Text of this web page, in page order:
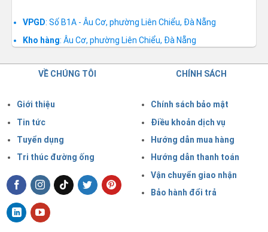
VPGD: Số B1A - Âu Cơ, phường Liên Chiểu, Đà Nẵng
Kho hàng: Âu Cơ, phường Liên Chiểu, Đà Nẵng
VỀ CHÚNG TÔI
Giới thiệu
Tin tức
Tuyển dụng
Tri thúc đường ống
CHÍNH SÁCH
Chính sách bảo mật
Điều khoản dịch vụ
Hướng dẫn mua hàng
Hướng dẫn thanh toán
Vận chuyển giao nhận
Bảo hành đổi trả